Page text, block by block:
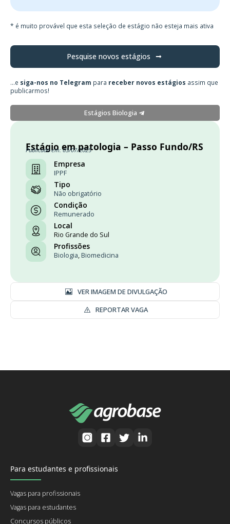
* é muito provável que esta seleção de estágio não esteja mais ativa
Pesquise novos estágios
...e siga-nos no Telegram para receber novos estágios assim que
publicarmos!
Estágios Biologia
Estágio em patologia – Passo Fundo/RS
Publicado em: 03/07/2025
Empresa
IPPF
Tipo
Não obrigatório
Condição
Remunerado
Local
Rio Grande do Sul
Profissões
Biologia, Biomedicina
VER IMAGEM DE DIVULGAÇÃO
REPORTAR VAGA
Para estudantes e profissionais
Vagas para profissionais
Vagas para estudantes
Concursos públicos